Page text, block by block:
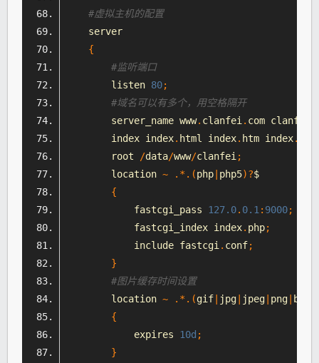
#虚拟主机的配置
    server
{
#监听端口
        listen
80;
#域名可以有多个，用空格隔开
        server_name www
. clanfei . com clanfei
        index index
. html index. htm index.
        root
/data/www/clanfei ;
        location
~ .*.(php php5)?$
{
            fastcgi_pass
127.0. 0.1 : 9000;
            fastcgi_index index
. php;
            include fastcgi
. conf;
}
#图片缓存时间设置
        location
~ .*.(gif jpg jpeg png bmp
{
            expires
10d ;
}